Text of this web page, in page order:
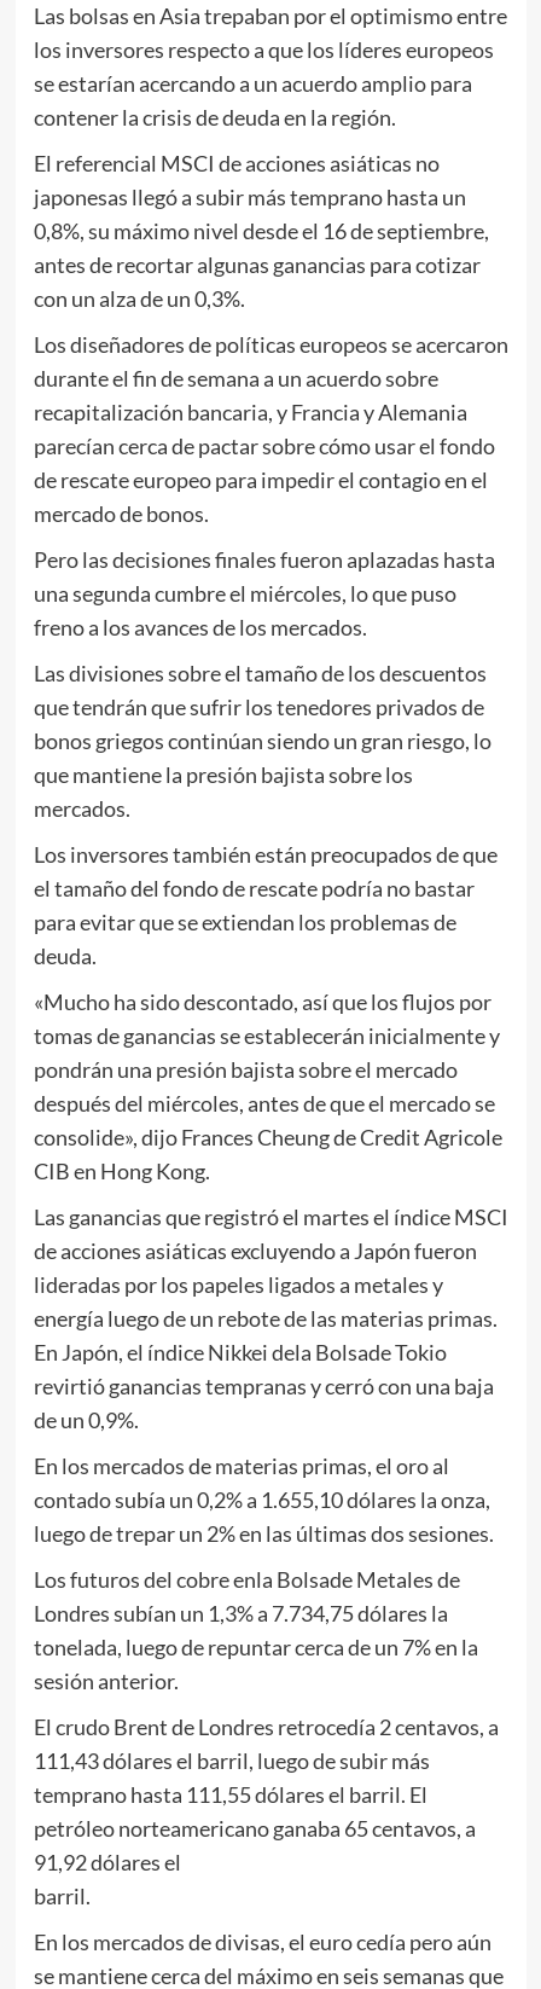
Las bolsas en Asia trepaban por el optimismo entre
los inversores respecto a que los líderes europeos
se estarían acercando a un acuerdo amplio para
contener la crisis de deuda en la región.
El referencial MSCI de acciones asiáticas no
japonesas llegó a subir más temprano hasta un
0,8%, su máximo nivel desde el 16 de septiembre,
antes de recortar algunas ganancias para cotizar
con un alza de un 0,3%.
Los diseñadores de políticas europeos se acercaron
durante el fin de semana a un acuerdo sobre
recapitalización bancaria, y Francia y Alemania
parecían cerca de pactar sobre cómo usar el fondo
de rescate europeo para impedir el contagio en el
mercado de bonos.
Pero las decisiones finales fueron aplazadas hasta
una segunda cumbre el miércoles, lo que puso
freno a los avances de los mercados.
Las divisiones sobre el tamaño de los descuentos
que tendrán que sufrir los tenedores privados de
bonos griegos continúan siendo un gran riesgo, lo
que mantiene la presión bajista sobre los
mercados.
Los inversores también están preocupados de que
el tamaño del fondo de rescate podría no bastar
para evitar que se extiendan los problemas de
deuda.
«Mucho ha sido descontado, así que los flujos por
tomas de ganancias se establecerán inicialmente y
pondrán una presión bajista sobre el mercado
después del miércoles, antes de que el mercado se
consolide», dijo Frances Cheung de Credit Agricole
CIB en Hong Kong.
Las ganancias que registró el martes el índice MSCI
de acciones asiáticas excluyendo a Japón fueron
lideradas por los papeles ligados a metales y
energía luego de un rebote de las materias primas.
En Japón, el índice Nikkei dela Bolsade Tokio
revirtió ganancias tempranas y cerró con una baja
de un 0,9%.
En los mercados de materias primas, el oro al
contado subía un 0,2% a 1.655,10 dólares la onza,
luego de trepar un 2% en las últimas dos sesiones.
Los futuros del cobre enla Bolsade Metales de
Londres subían un 1,3% a 7.734,75 dólares la
tonelada, luego de repuntar cerca de un 7% en la
sesión anterior.
El crudo Brent de Londres retrocedía 2 centavos, a
111,43 dólares el barril, luego de subir más
temprano hasta 111,55 dólares el barril. El
petróleo norteamericano ganaba 65 centavos, a
91,92 dólares el
barril.
En los mercados de divisas, el euro cedía pero aún
se mantiene cerca del máximo en seis semanas que